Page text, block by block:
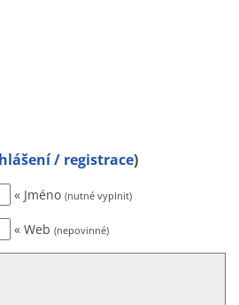
/ registrace)
« Jméno (nutné vyplnit)
« Web (nepovinné)